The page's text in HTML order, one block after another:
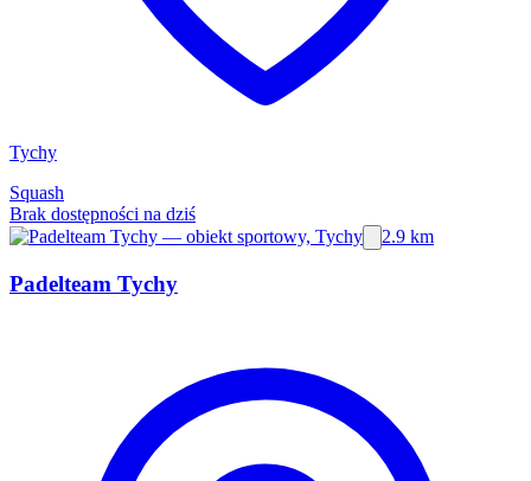
Tychy
Squash
Brak dostępności na dziś
2.9 km
Padelteam Tychy